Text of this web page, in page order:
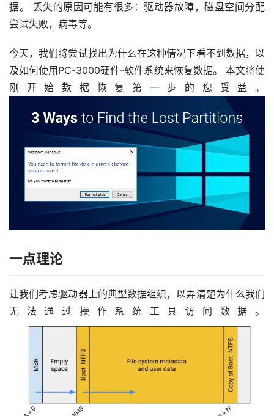
据。 丢失的原因可能有很多：驱动器故障，磁盘空间分配
尝试失败，病毒等。
今天，我们将尝试找出为什么在这种情况下看不到数据，以
及如何使用PC-3000硬件-软件系统来恢复数据。 本文将使
刚开始数据恢复第一步的您受益。
一点理论
让我们考虑驱动器上的典型数据组织，以弄清楚为什么我们
无法通过操作系统工具访问数据。